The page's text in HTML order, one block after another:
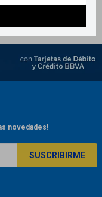
novedades!
SUSCRIBIRME